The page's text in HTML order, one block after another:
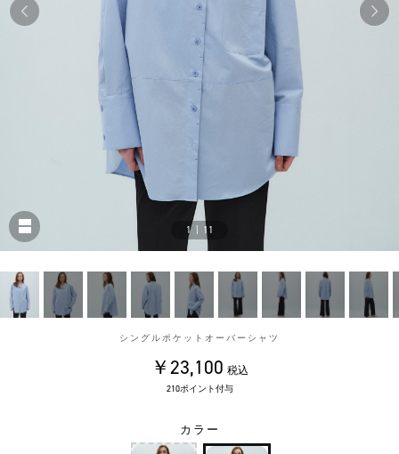
1 | 11
シングルポケットオーバーシャツ
￥23,100 税込
210ポイント付与
カラー